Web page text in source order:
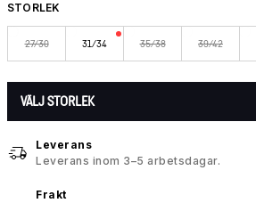
STORLEK
27/30 31/34 35/38 39/42
VÄLJ STORLEK
Leverans
Leverans inom 3–5 arbetsdagar.
Frakt